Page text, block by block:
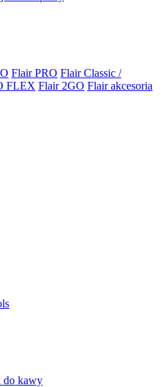
Flair PRO Flair Classic /
FLEX Flair 2GO Flair akcesoria
do kawy